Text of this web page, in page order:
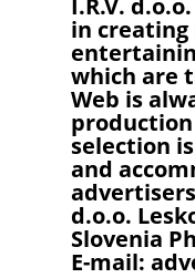
I.R.V.
in
which are
Web is
selection
and
d.o.o.
Slovenia
E-mail: